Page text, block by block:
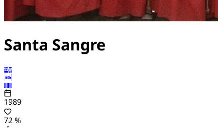
Santa Sangre
1989
72 %